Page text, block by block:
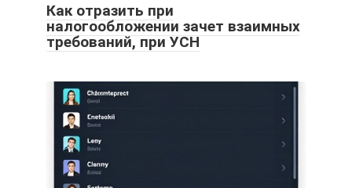
Как отразить при
налогообложении зачет взаимных
требований, при УСН